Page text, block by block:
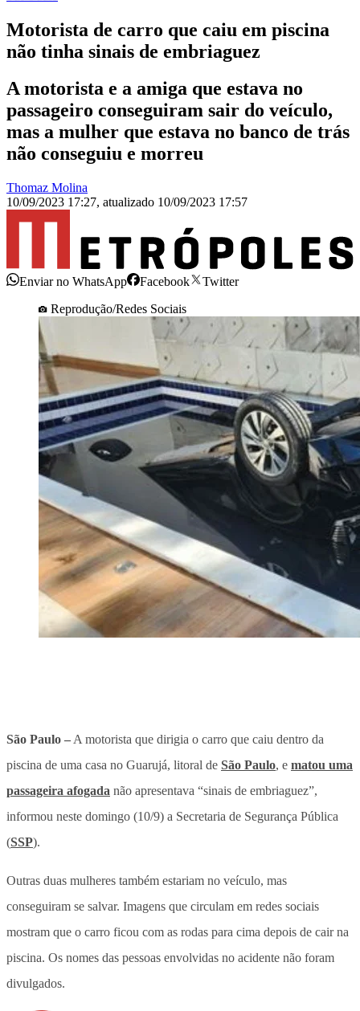
Motorista de carro que caiu em piscina
não tinha sinais de embriaguez
A motorista e a amiga que estava no
passageiro conseguiram sair do veículo,
mas a mulher que estava no banco de trás
não conseguiu e morreu
Thomaz Molina
10/09/2023 17:27, atualizado 10/09/2023 17:57
Enviar no WhatsApp Facebook
Twitter
Reprodução/Redes Sociais
São Paulo – A motorista que dirigia o carro que caiu dentro da
piscina de uma casa no Guarujá, litoral de São Paulo, e matou uma
passageira afogada não apresentava “sinais de embriaguez”,
informou neste domingo (10/9) a Secretaria de Segurança Pública
(SSP).
Outras duas mulheres também estariam no veículo, mas
conseguiram se salvar. Imagens que circulam em redes sociais
mostram que o carro ficou com as rodas para cima depois de cair na
piscina. Os nomes das pessoas envolvidas no acidente não foram
divulgados.